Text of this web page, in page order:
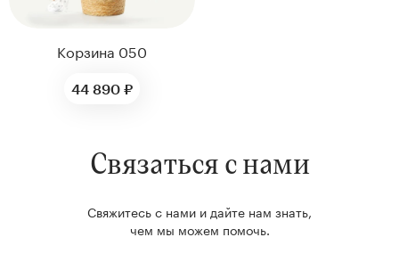
Корзина 050
44 890 ₽
Связаться с нами
Свяжитесь с нами и дайте нам знать,
чем мы можем помочь.